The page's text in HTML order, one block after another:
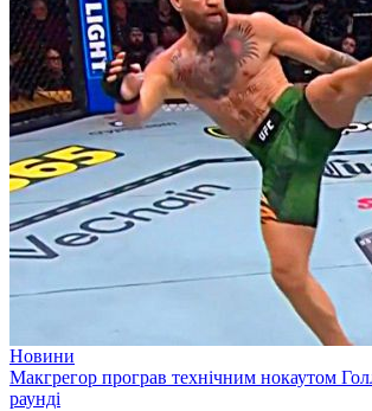
Новини
Макгрегор програв технічним нокаутом
раунді